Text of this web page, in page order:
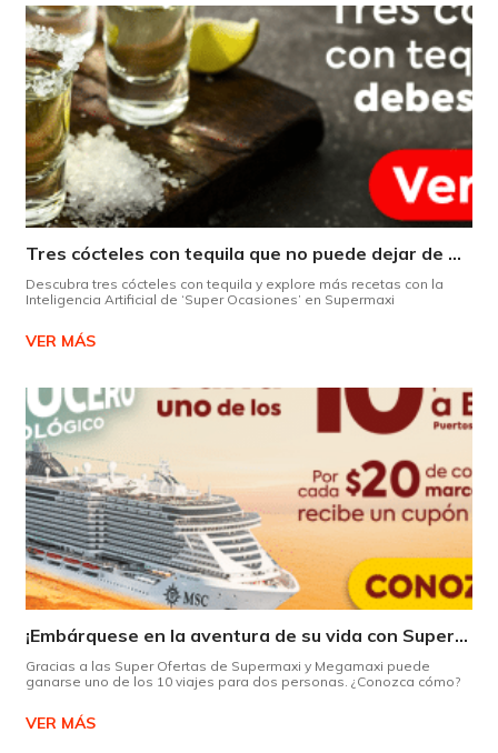
Tres cócteles con tequila que no puede dejar de probar gracias a nuestra IA.
Descubra tres cócteles con tequila y explore más recetas con la
Inteligencia Artificial de ‘Super Ocasiones’ en Supermaxi
VER MÁS
¡Embárquese en la aventura de su vida con Supermaxi!
Gracias a las Super Ofertas de Supermaxi y Megamaxi puede
ganarse uno de los 10 viajes para dos personas. ¿Conozca cómo?
VER MÁS